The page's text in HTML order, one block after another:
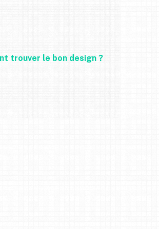
trouver le bon design ?